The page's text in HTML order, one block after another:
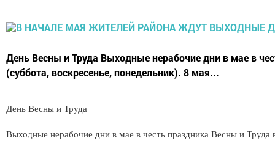
День Весны и Труда Выходные нерабочие дни в мае в
(суббота, воскресенье, понедельник). 8 мая...
День Весны и Труда
Выходные нерабочие дни в мае в честь праздника Весны и